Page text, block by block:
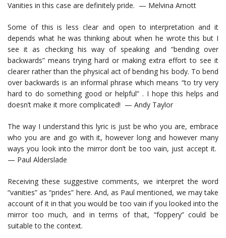
Vanities in this case are definitely pride. — Melvina Arnott
Some of this is less clear and open to interpretation and it
depends what he was thinking about when he wrote this but I
see it as checking his way of speaking and “bending over
backwards” means trying hard or making extra effort to see it
clearer rather than the physical act of bending his body. To bend
over backwards is an informal phrase which means “to try very
hard to do something good or helpful” . I hope this helps and
doesn’t make it more complicated! — Andy Taylor
The way I understand this lyric is just be who you are, embrace
who you are and go with it, however long and however many
ways you look into the mirror don’t be too vain, just accept it.
— Paul Alderslade
Receiving these suggestive comments, we interpret the word
“vanities” as “prides” here. And, as Paul mentioned, we may take
account of it in that you would be too vain if you looked into the
mirror too much, and in terms of that, “foppery” could be
suitable to the context.